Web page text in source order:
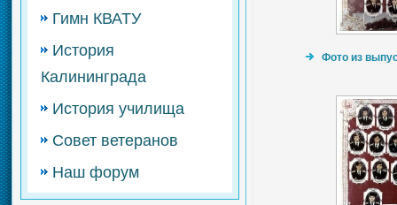
Гимн КВАТУ
История
Калининграда
История училища
Совет ветеранов
Наш форум
Фото из